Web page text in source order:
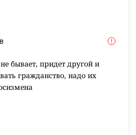
бывает, придет другой и
гражданство, надо их